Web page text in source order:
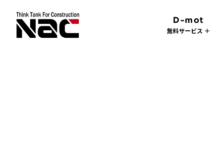
D-mot
無料サービス ＋